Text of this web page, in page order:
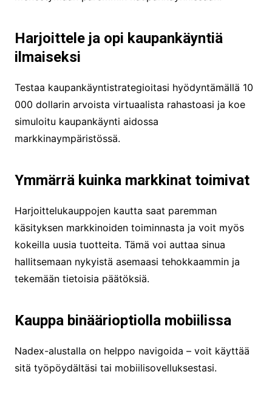
Harjoittele ja opi kaupankäyntiä
ilmaiseksi
Testaa kaupankäyntistrategioitasi hyödyntämällä 10
000 dollarin arvoista virtuaalista rahastoasi ja koe
simuloitu kaupankäynti aidossa
markkinaympäristössä.
Ymmärrä kuinka markkinat toimivat
Harjoittelukauppojen kautta saat paremman
käsityksen markkinoiden toiminnasta ja voit myös
kokeilla uusia tuotteita. Tämä voi auttaa sinua
hallitsemaan nykyistä asemaasi tehokkaammin ja
tekemään tietoisia päätöksiä.
Kauppa binäärioptiolla mobiilissa
Nadex-alustalla on helppo navigoida – voit käyttää
sitä työpöydältäsi tai mobiilisovelluksestasi.